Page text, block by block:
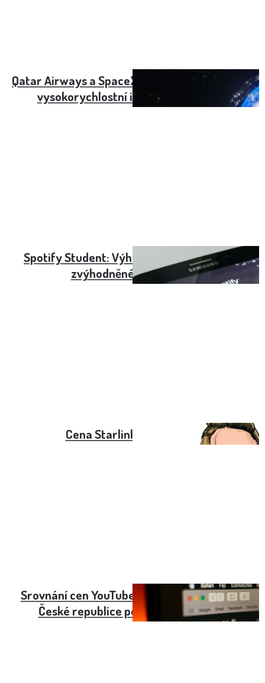
Qatar Airways a SpaceX: Spojení, které přináší
vysokorychlostní internet do letadel
Spotify Student: Výhody, cena a jak získat
zvýhodněné předplatné
Cena Starlink v roce 2024
Srovnání cen YouTube Premium: Od 179Kč v
České republice po 25Kč v Argentině